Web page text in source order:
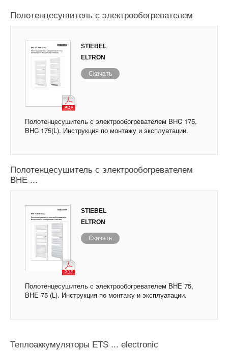
Полотенцесушитель с электрообогревателем
STIEBEL
ELTRON
Скачать
Полотенцесушитель с электрообогревателем BHC 175,
BHC 175(L). Инструкция по монтажу и эксплуатации.
Полотенцесушитель с электрообогревателем
BHE ...
STIEBEL
ELTRON
Скачать
Полотенцесушитель с электрообогревателем BHE 75,
BHE 75 (L). Инструкция по монтажу и эксплуатации.
Теплоаккумуляторы ETS ... electronic